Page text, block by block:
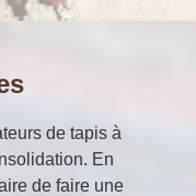
de tapis à
En
de faire une